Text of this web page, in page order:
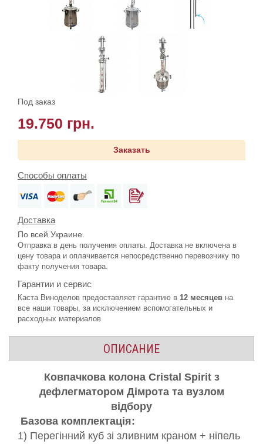
Под заказ
19.750 грн.
Заказать
Способы оплаты
Доставка
По всей Украине.
Отправка в день получения оплаты. Доставка не включена в
цену товара и оплачивается непосредственно перевозчику по
факту получения товара.
Гарантии и сервис
Каста Виноделов предоставляет гарантию в 12 месяцев на
все наши товары, за исключением вспомогательных и
расходных материалов
ОПИСАНИЕ
Ковпачкова колона Cristal Spirit з
дефлегматором Дімрота та вузлом
відбору
Базова комплектація:
1) Перегінний куб зі зливним краном + ніпель